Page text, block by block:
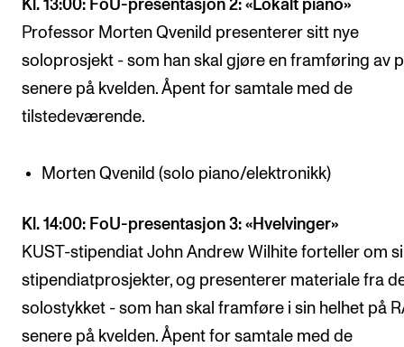
Kl. 13:00: FoU-presentasjon 2: «Lokalt piano»
Professor Morten Qvenild presenterer sitt nye
soloprosjekt - som han skal gjøre en framføring av
senere på kvelden. Åpent for samtale med de
tilstedeværende.
Morten Qvenild (solo piano/elektronikk)
Kl. 14:00: FoU-presentasjon 3: «Hvelvinger»
KUST-stipendiat John Andrew Wilhite forteller om
stipendiatprosjekter, og presenterer materiale fra
solostykket - som han skal framføre i sin helhet på
senere på kvelden. Åpent for samtale med de